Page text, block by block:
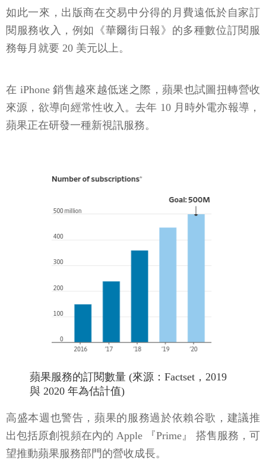
如此一來，出版商在交易中分得的月費遠低於自家訂
閱服務收入，例如《華爾街日報》的多種數位訂閱服
務每月就要 20 美元以上。
在 iPhone 銷售越來越低迷之際，蘋果也試圖扭轉營收
來源，欲導向經常性收入。去年 10 月時外電亦報導，
蘋果正在研發一種新視訊服務。
蘋果服務的訂閱數量 (來源：Factset，2019
與 2020 年為估計值)
高盛本週也警告，蘋果的服務過於依賴谷歌，建議推
出包括原創視頻在內的 Apple 『Prime』 搭售服務，可
望推動蘋果服務部門的營收成長。